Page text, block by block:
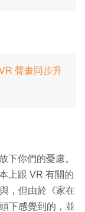
聲畫同步升
下你們的憂慮。
上跟 VR 有關的
，但由於《家在
下感覺到的，並